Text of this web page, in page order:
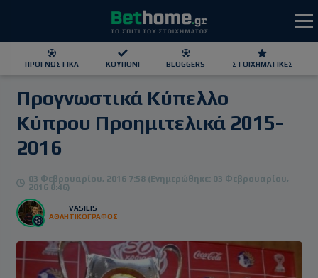
ΠΡΟΓΝΩΣΤΙΚΆ ΚΟΥΠΌΝΙ BLOGGERS ΣΤΟΙΧΗΜΑΤΙΚΕΣ
ΕΕΕΠ | 21+ | ΠΑΙΞΕ ΥΠΕΥΘΥΝΑ
Προγνωστικά Κύπελλο
Κύπρου Προημιτελικά 2015-
2016
03 Φεβρουαρίου, 2016 7:58 (Ενημερώθηκε: 03 Φεβρουαρίου,
2016 8:46)
VASILIS
ΑΘΛΗΤΙΚΟΓΡΑΦΟΣ